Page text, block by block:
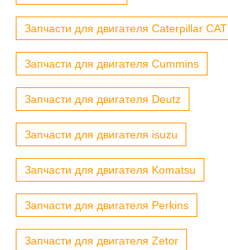
Запчасти для двигателя Caterpillar CAT
Запчасти для двигателя Cummins
Запчасти для двигателя Deutz
Запчасти для двигателя isuzu
Запчасти для двигателя Komatsu
Запчасти для двигателя Perkins
Запчасти для двигателя Zetor